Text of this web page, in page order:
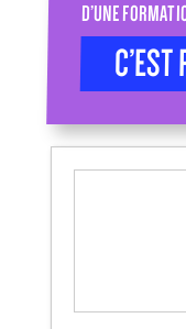
D’UNE
C’EST